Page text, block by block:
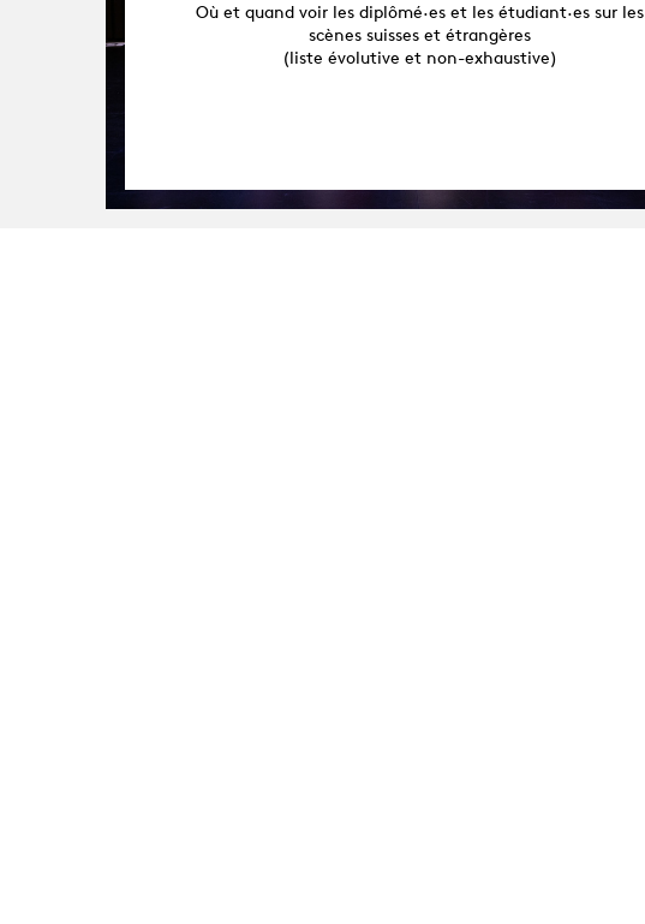
Où et quand voir les diplômé·es et les étudiant·es sur les
scènes suisses et étrangères
(liste évolutive et non-exhaustive)